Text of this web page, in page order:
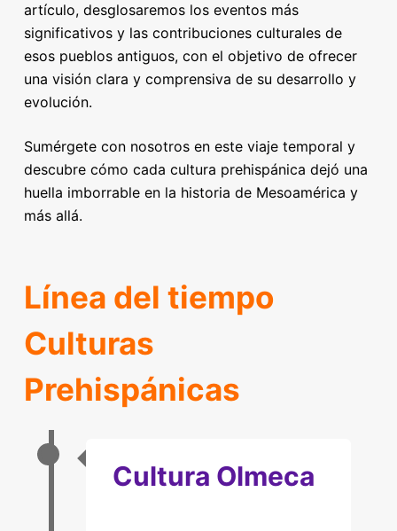
artículo, desglosaremos los eventos más
significativos y las contribuciones culturales de
esos pueblos antiguos, con el objetivo de ofrecer
una visión clara y comprensiva de su desarrollo y
evolución.
Sumérgete con nosotros en este viaje temporal y
descubre cómo cada cultura prehispánica dejó una
huella imborrable en la historia de Mesoamérica y
más allá.
Línea del tiempo
Culturas
Prehispánicas
Cultura Olmeca